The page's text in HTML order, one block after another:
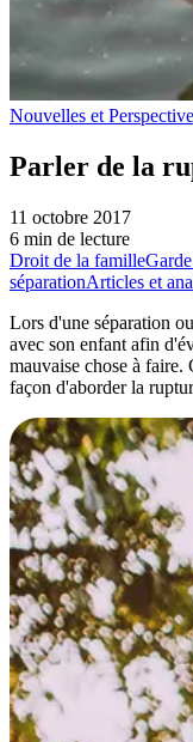
Nouvelles et
Parler de la
11 octobre 2017
6 min de lecture
Droit de la famille
séparationArticles et
Lors d'une séparation
avec son enfant afin
mauvaise chose à faire.
façon d'aborder la